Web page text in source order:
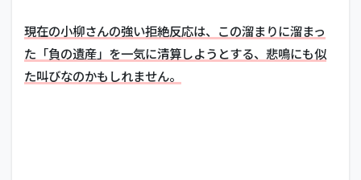
現在の小柳さんの強い拒絶反応は、この溜まりに溜まっ
た「負の遺産」を一気に清算しようとする、悲鳴にも似
た叫びなのかもしれません。